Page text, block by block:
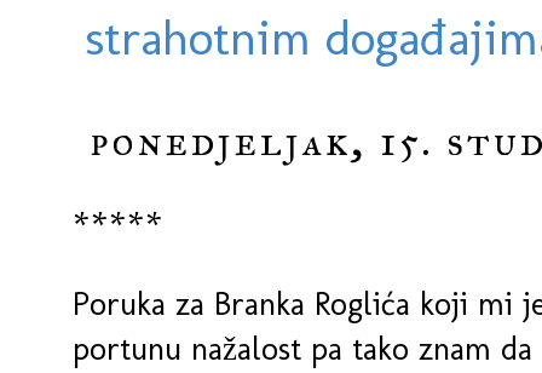
strahotnim
ponedjeljak, 15.
*****
Poruka za Branka Roglića koji mi
portunu nažalost pa tako znam